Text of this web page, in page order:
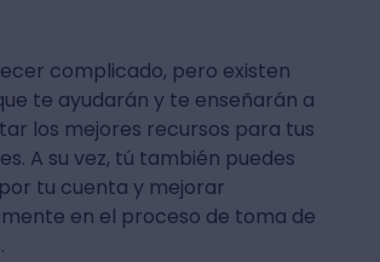
complicado, pero existen
te ayudarán y te enseñarán a
los mejores recursos para tus
A su vez, tú también puedes
tu cuenta y mejorar
en el proceso de toma de